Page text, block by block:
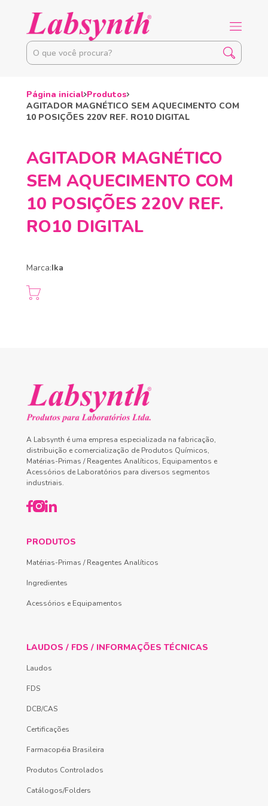
Página inicial Produtos
AGITADOR MAGNÉTICO SEM AQUECIMENTO COM
10 POSIÇÕES 220V REF. RO10 DIGITAL
AGITADOR MAGNÉTICO
SEM AQUECIMENTO COM
10 POSIÇÕES 220V REF.
RO10 DIGITAL
Marca:Ika
A Labsynth é uma empresa especializada na fabricação,
distribuição e comercialização de Produtos Químicos,
Matérias-Primas / Reagentes Analíticos, Equipamentos e
Acessórios de Laboratórios para diversos segmentos
industriais.
PRODUTOS
Matérias-Primas / Reagentes Analíticos
Ingredientes
Acessórios e Equipamentos
LAUDOS / FDS / INFORMAÇÕES TÉCNICAS
Laudos
FDS
DCB/CAS
Certificações
Farmacopéia Brasileira
Produtos Controlados
Catálogos/Folders